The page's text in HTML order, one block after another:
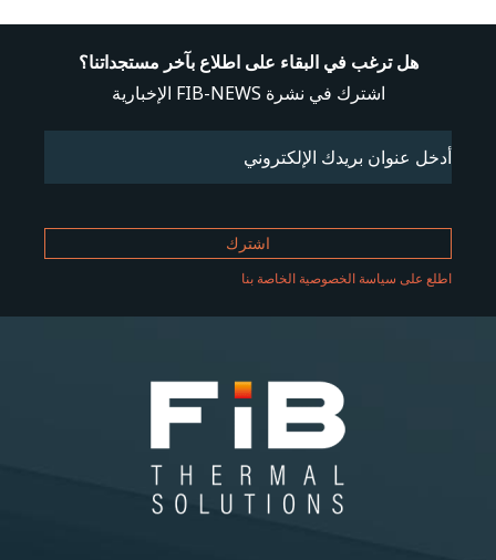
هل ترغب في البقاء على اطلاع بآخر مستجداتنا؟
اشترك في نشرة FIB-NEWS الإخبارية
Email (مطلوب)
اطلع على سياسة الخصوصية الخاصة بنا